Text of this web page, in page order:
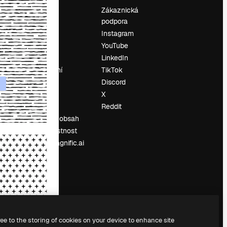
Ocenění
O nás
Recenze
Kariéra
Trendy
vyhledávání
Blog
Události
Slidesgo
Prodávejte obsah
Tisková místnost
Hledáte magnific.ai
Zákaznická
podpora
Instagram
YouTube
LinkedIn
TikTok
Discord
X
Reddit
to the storing of cookies on your device to enhance site